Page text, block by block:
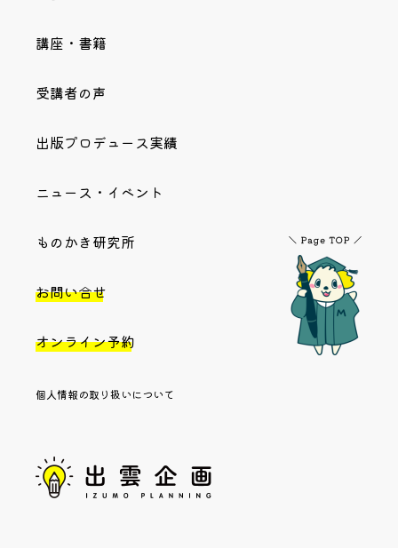
講座・書籍
受講者の声
出版プロデュース実績
ニュース・イベント
ものかき研究所
お問い合せ
オンライン予約
個人情報の取り扱いについて